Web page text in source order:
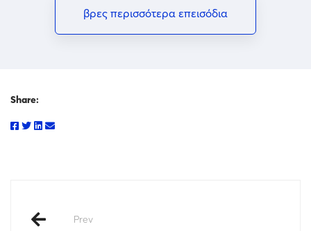
βρες περισσότερα επεισόδια
Share:
Prev